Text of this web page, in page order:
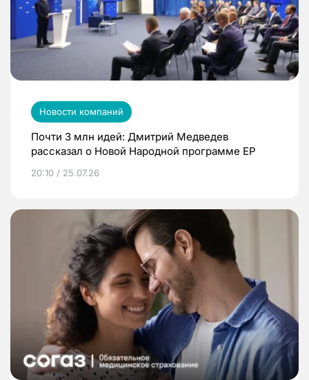
Новости компаний
Почти 3 млн идей: Дмитрий Медведев
рассказал о Новой Народной программе ЕР
20:10 / 25.07.26